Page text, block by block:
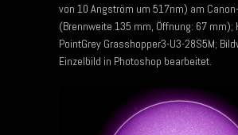
von 10 Angström um 517nm) am
(Brennweite 135 mm, Öffnung: 67 mm);
PointGrey Grasshopper3-U3-28S5M;
Einzelbild in Photoshop bearbeitet.